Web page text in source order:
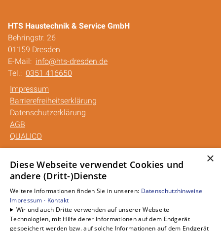
HTS Haustechnik & Service GmbH
Behringstr. 26
01159 Dresden
E-Mail: info@hts-dresden.de
Tel.: 0351 416650
Impressum
Barrierefreiheitserklärung
Datenschutzerklärung
AGB
QUALICO
Unsere Bereiche
Privatkunden
Gewerbekunden
Karriere
Unternehmen
Kontakt
×
Diese Webseite verwendet Cookies und
andere (Dritt-)Dienste
Weitere Informationen finden Sie in unseren: Datenschutzhinweise
Impressum · Kontakt
Wir und auch Dritte verwenden auf unserer Webseite
Technologien, mit Hilfe derer Informationen auf dem Endgerät
gespeichert werden bzw. auf solche Informationen auf dem Endgerät